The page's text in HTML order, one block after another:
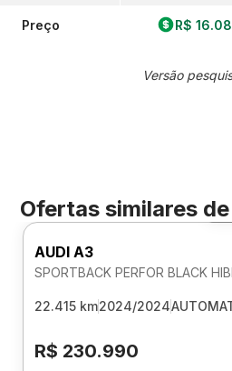
Preço R$
Versão
Ofertas similares de
AUDI A3
22.415 km2024/2024
R$ 230.990